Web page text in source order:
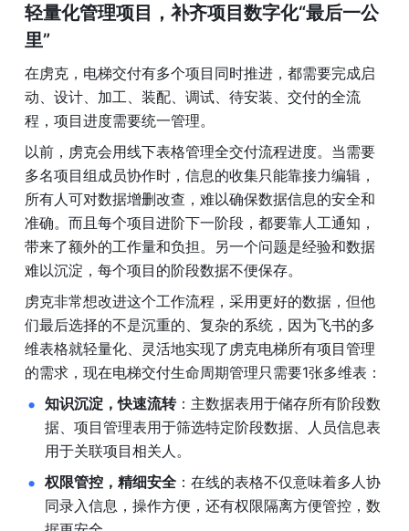
轻量化管理项目，补齐项目数字化“最后一公
里”
在虏克，电梯交付有多个项目同时推进，都需要完成启
动、设计、加工、装配、调试、待安装、交付的全流
程，项目进度需要统一管理。
以前，虏克会用线下表格管理全交付流程进度。当需要
多名项目组成员协作时，信息的收集只能靠接力编辑，
所有人可对数据增删改查，难以确保数据信息的安全和
准确。而且每个项目进阶下一阶段，都要靠人工通知，
带来了额外的工作量和负担。另一个问题是经验和数据
难以沉淀，每个项目的阶段数据不便保存。
虏克非常想改进这个工作流程，采用更好的数据，但他
们最后选择的不是沉重的、复杂的系统，因为飞书的多
维表格就轻量化、灵活地实现了虏克电梯所有项目管理
的需求，现在电梯交付生命周期管理只需要1张多维表：
知识沉淀，快速流转：主数据表用于储存所有阶段数
据、项目管理表用于筛选特定阶段数据、人员信息表
用于关联项目相关人。
权限管控，精细安全 ：在线的表格不仅意味着多人协
同录入信息，操作方便，还有权限隔离方便管控，数